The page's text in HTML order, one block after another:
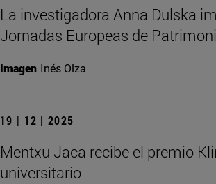
La investigadora Anna Dulska
Jornadas Europeas de
Imagen Inés Olza
19 | 12 | 2025
Mentxu Jaca recibe el premio
universitario